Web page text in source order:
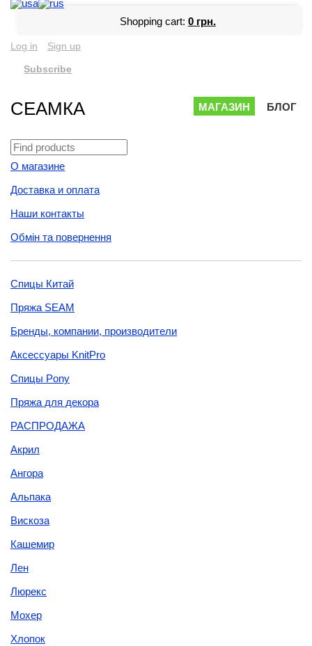
Shopping cart: 0 грн.
Log in Sign up
Subscribe
СЕАМКА МАГАЗИН БЛОГ
О магазине
Доставка и оплата
Наши контакты
Обмін та повернення
Спицы Китай
Пряжа SEAM
Бренды, компании, производители
Аксессуары KnitPro
Спицы Pony
Пряжа для декора
РАСПРОДАЖА
Акрил
Ангора
Альпака
Вискоза
Кашемир
Лен
Люрекс
Мохер
Хлопок